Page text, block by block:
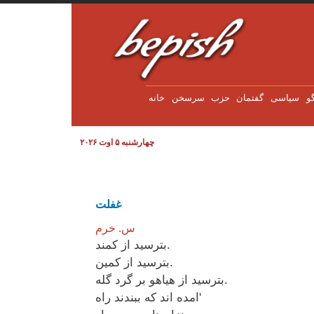
خانه سرسخن حزب گفتمان سياسی
چهارشنبه ۵ اوت ۲۰۲۶
غفلت
س. خرم
بترسید از کمند.
بترسید از کمین.
بترسید از هیاهو بر گرد گله.
امده اند که ببندند راه'